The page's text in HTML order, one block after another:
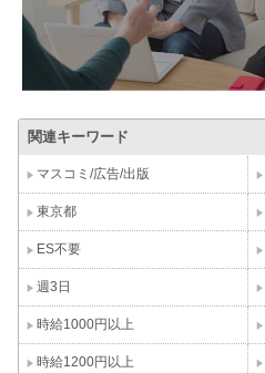
関連キーワード
マスコミ/広告/出版
東京都
ES不要
週3日
時給1000円以上
時給1200円以上